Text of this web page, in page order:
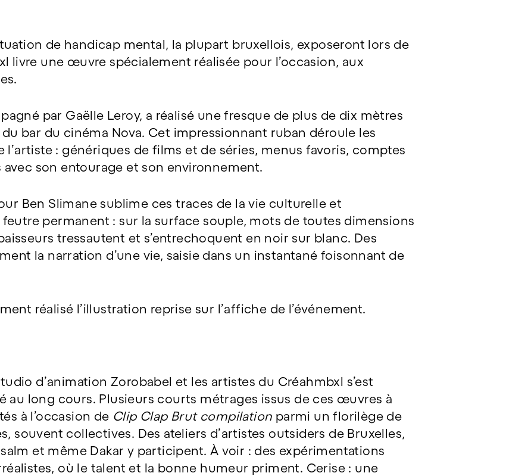
de handicap mental, la plupart bruxellois, exposeront lors de
livre une œuvre spécialement réalisée pour l’occasion, aux
par Gaëlle Leroy, a réalisé une fresque de plus de dix mètres
bar du cinéma Nova. Cet impressionnant ruban déroule les
: génériques de films et de séries, menus favoris, comptes
son entourage et son environnement.
Ben Slimane sublime ces traces de la vie culturelle et
permanent : sur la surface souple, mots de toutes dimensions
tressautent et s’entrechoquent en noir sur blanc. Des
la narration d’une vie, saisie dans un instantané foisonnant de
réalisé l’illustration reprise sur l’affiche de l’événement.
d’animation Zorobabel et les artistes du Créahmbxl s’est
au long cours. Plusieurs courts métrages issus de ces œuvres à
à l’occasion de Clip Clap Brut compilation parmi un florilège de
souvent collectives. Des ateliers d’artistes outsiders de Bruxelles,
et même Dakar y participent. À voir : des expérimentations
où le talent et la bonne humeur priment. Cerise : une